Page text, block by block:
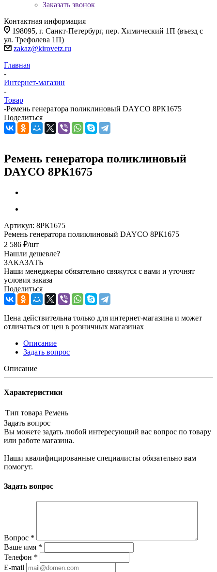
Заказать звонок
Контактная информация
198095, г. Санкт-Петербург, пер. Химический 1П (въезд с
ул. Трефолева 1П)
zakaz@kirovetz.ru
Главная
-
Интернет-магазин
-
Товар
-Ремень генератора поликлиновый DAYCO 8РК1675
Поделиться
Ремень генератора поликлиновый
DAYCO 8РК1675
Артикул: 8РК1675
Ремень генератора поликлиновый DAYCO 8РК1675
2 586 ₽/шт
Нашли дешевле?
ЗАКАЗАТЬ
Наши менеджеры обязательно свяжутся с вами и уточнят
условия заказа
Поделиться
Цена действительна только для интернет-магазина и может
отличаться от цен в розничных магазинах
Описание
Задать вопрос
Описание
Характеристики
Тип товара Ремень
Задать вопрос
Вы можете задать любой интересующий вас вопрос по товару
или работе магазина.
Наши квалифицированные специалисты обязательно вам
помогут.
Задать вопрос
Вопрос *
Ваше имя *
Телефон *
E-mail